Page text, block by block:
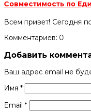
Совместимость по
Всем привет! Сегодня
Комментариев: 0
Добавить
Ваш адрес email не
Имя *
Email *